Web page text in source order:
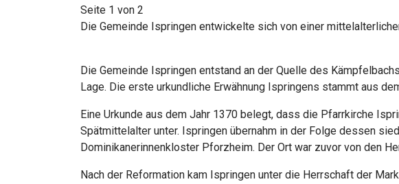
Seite 1 von 2
Die Gemeinde Ispringen entwickelte sich von einer
Die Gemeinde Ispringen entstand an der Quelle des
Lage. Die erste urkundliche Erwähnung Ispringens stammt aus
Eine Urkunde aus dem Jahr 1370 belegt, dass die Pfarrkirche
Spätmittelalter unter. Ispringen übernahm in der Folge dessen
Dominikanerinnenkloster Pforzheim. Der Ort war zuvor von den
Nach der Reformation kam Ispringen unter die Herrschaft der